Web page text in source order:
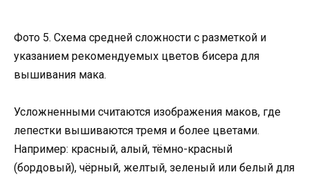
Фото 5. Схема средней сложности с разметкой и
указанием рекомендуемых цветов бисера для
вышивания мака.
Усложненными считаются изображения маков, где
лепестки вышиваются тремя и более цветами.
Например: красный, алый, тёмно-красный
(бордовый), чёрный, желтый, зеленый или белый для